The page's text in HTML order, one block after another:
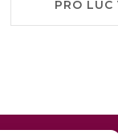
PRO LUC